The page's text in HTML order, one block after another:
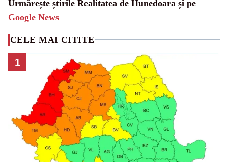
Urmărește știrile Realitatea de Hunedoara și pe
Google News
CELE MAI CITITE
1